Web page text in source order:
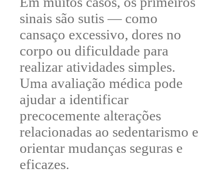
sinais são sutis — como
cansaço excessivo, dores no
corpo ou dificuldade para
realizar atividades simples.
Uma avaliação médica pode
ajudar a identificar
precocemente alterações
relacionadas ao sedentarismo e
orientar mudanças seguras e
eficazes.